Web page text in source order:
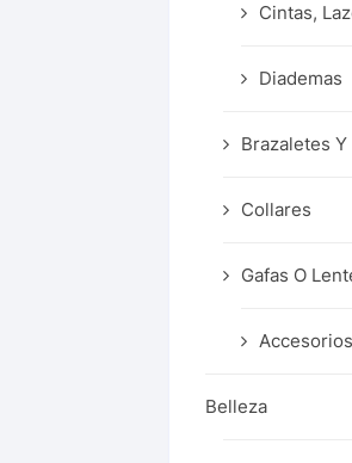
Cintas,
Diademas
Brazaletes
Collares
Gafas O
Belleza